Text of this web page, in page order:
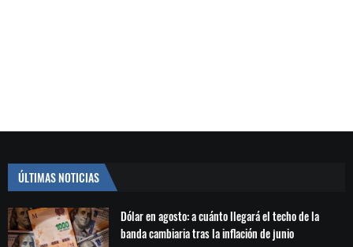
ÚLTIMAS NOTICIAS
Dólar en agosto: a cuánto llegará el techo de la
banda cambiaria tras la inflación de junio